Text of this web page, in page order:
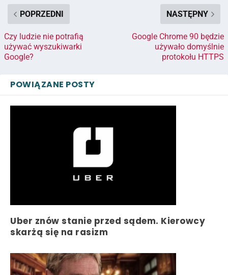
POPRZEDNI
Czy ludzie nie potrafią
używać wyszukiwarki
Google?
NASTĘPNY
Google Chrome 90 będzie
używało domyślnie
protokołu HTTPS
POWIĄZANE POSTY
Uber znów stanie przed sądem. Kierowcy
skarżą się na rasizm